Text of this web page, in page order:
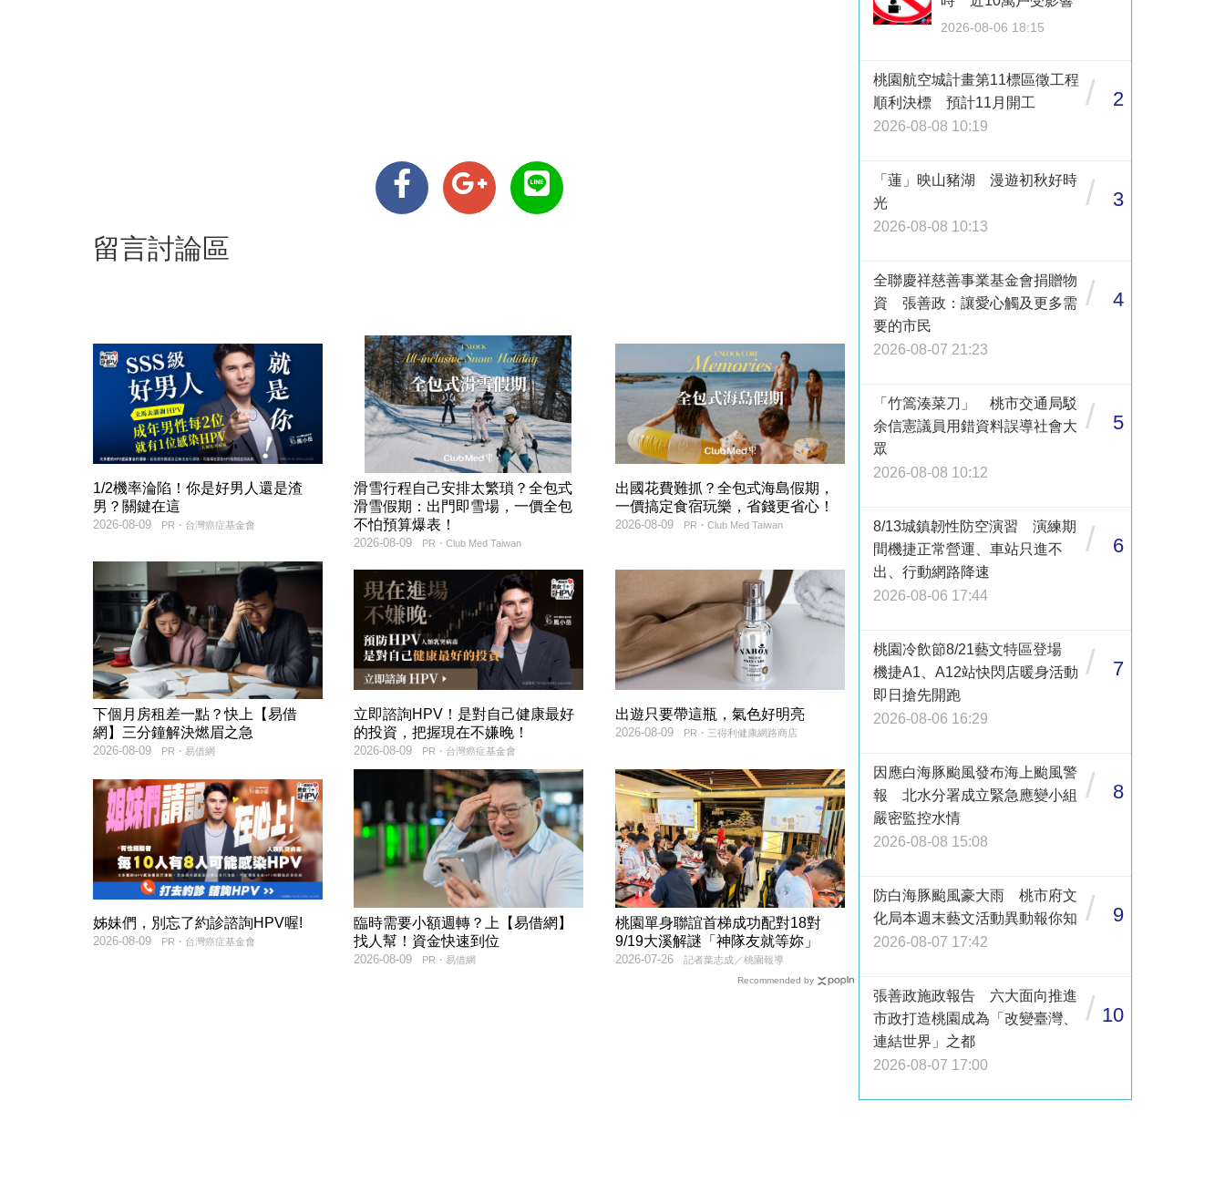
留言討論區
1/2機率淪陷！你是好男人還是渣
男？關鍵在這
PR・台灣癌症基金會
2026-08-09
滑雪行程自己安排太繁瑣？全包式
滑雪假期：出門即雪場，一價全包
不怕預算爆表！
PR・Club Med Taiwan
2026-08-09
出國花費難抓？全包式海島假期，
一價搞定食宿玩樂，省錢更省心！
PR・Club Med Taiwan
2026-08-09
下個月房租差一點？快上【易借
網】三分鐘解決燃眉之急
PR・易借網
2026-08-09
立即諮詢HPV！是對自己健康最好
的投資，把握現在不嫌晚！
PR・台灣癌症基金會
2026-08-09
出遊只要帶這瓶，氣色好明亮
PR・三得利健康網路商店
2026-08-09
姊妹們，別忘了約診諮詢HPV喔!
PR・台灣癌症基金會
2026-08-09
臨時需要小額週轉？上【易借網】
找人幫！資金快速到位
PR・易借網
2026-08-09
桃園單身聯誼首梯成功配對18對
9/19大溪解謎「神隊友就等妳」
記者葉志成／桃園報導
2026-07-26
Recommended by
2026-08-06 18:15
桃園航空城計畫第11標區徵工程
順利決標 預計11月開工
2026-08-08 10:19
/ 2
「蓮」映山豬湖 漫遊初秋好時
光
2026-08-08 10:13
/ 3
全聯慶祥慈善事業基金會捐贈物
資 張善政：讓愛心觸及更多需
要的市民
2026-08-07 21:23
/ 4
「竹篙湊菜刀」 桃市交通局駁
余信憲議員用錯資料誤導社會大
眾
2026-08-08 10:12
/ 5
8/13城鎮韌性防空演習 演練期
間機捷正常營運、車站只進不
出、行動網路降速
2026-08-06 17:44
/ 6
桃園冷飲節8/21藝文特區登場
機捷A1、A12站快閃店暖身活動
即日搶先開跑
2026-08-06 16:29
/ 7
因應白海豚颱風發布海上颱風警
報 北水分署成立緊急應變小組
嚴密監控水情
2026-08-08 15:08
/ 8
防白海豚颱風豪大雨 桃市府文
化局本週末藝文活動異動報你知
2026-08-07 17:42
/ 9
張善政施政報告 六大面向推進
市政打造桃園成為「改變臺灣、
連結世界」之都
2026-08-07 17:00
/ 10